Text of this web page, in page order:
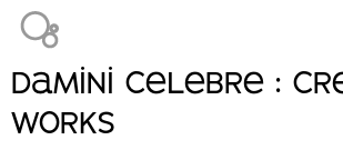
Main
menu
damini celebre :
works